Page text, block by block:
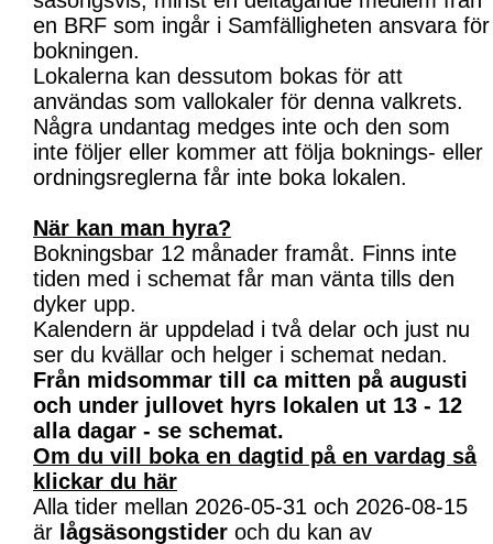
en BRF som ingår i Samfälligheten ansvara för
bokningen.
Lokalerna kan dessutom bokas för att
användas som vallokaler för denna valkrets.
Några undantag medges inte och den som
inte följer eller kommer att följa boknings- eller
ordningsreglerna får inte boka lokalen.
När kan man hyra?
Bokningsbar 12 månader framåt. Finns inte
tiden med i schemat får man vänta tills den
dyker upp.
Kalendern är uppdelad i två delar och just nu
ser du kvällar och helger i schemat nedan.
Från midsommar till ca mitten på augusti
och under jullovet hyrs lokalen ut 13 - 12
alla dagar - se schemat.
Om du vill boka en dagtid på en vardag så
klickar du här
Alla tider mellan 2026-05-31 och 2026-08-15
är lågsäsongstider och du kan av